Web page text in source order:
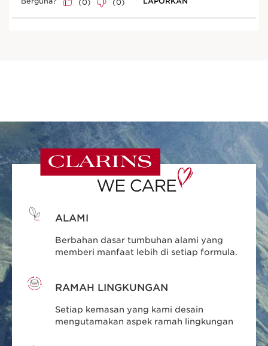
ALAMI
Berbahan dasar tumbuhan alami yang
memberi manfaat lebih di setiap formula.
RAMAH LINGKUNGAN
Setiap kemasan yang kami desain
mengutamakan aspek ramah lingkungan